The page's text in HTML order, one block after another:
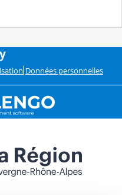
Données personnelles